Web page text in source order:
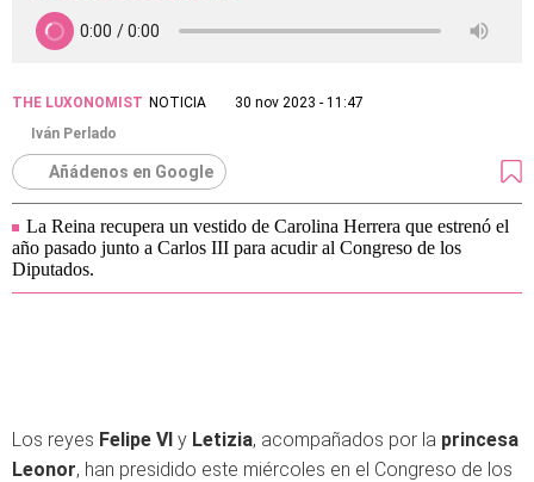
THE LUXONOMIST NOTICIA
30 nov 2023 - 11:47
Iván Perlado
Añádenos en Google
La Reina recupera un vestido de Carolina Herrera que estrenó el
año pasado junto a Carlos III para acudir al Congreso de los
Diputados.
Los reyes Felipe VI y Letizia, acompañados por la princesa
Leonor, han presidido este miércoles en el Congreso de los